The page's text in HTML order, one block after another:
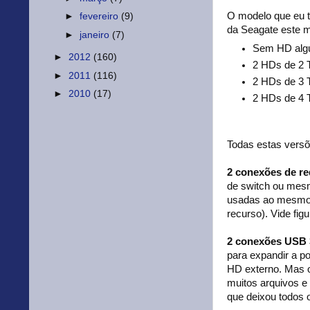
O modelo que eu
da Seagate este
Sem HD
2 HDs de 2
2 HDs de 3
2 HDs de 4
Todas estas
2 conexões de
de switch ou
usadas ao
recurso). Vide
2 conexões USB
para expandir a
HD externo. Mas
muitos arquivos
que deixou todos
►fevereiro (9)
► janeiro (7)
► 2012 (160)
► 2011 (116)
► 2010 (17)